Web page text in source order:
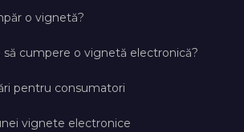
o vignetă?
să cumpere o vignetă electronică?
pentru consumatori
vignete electronice